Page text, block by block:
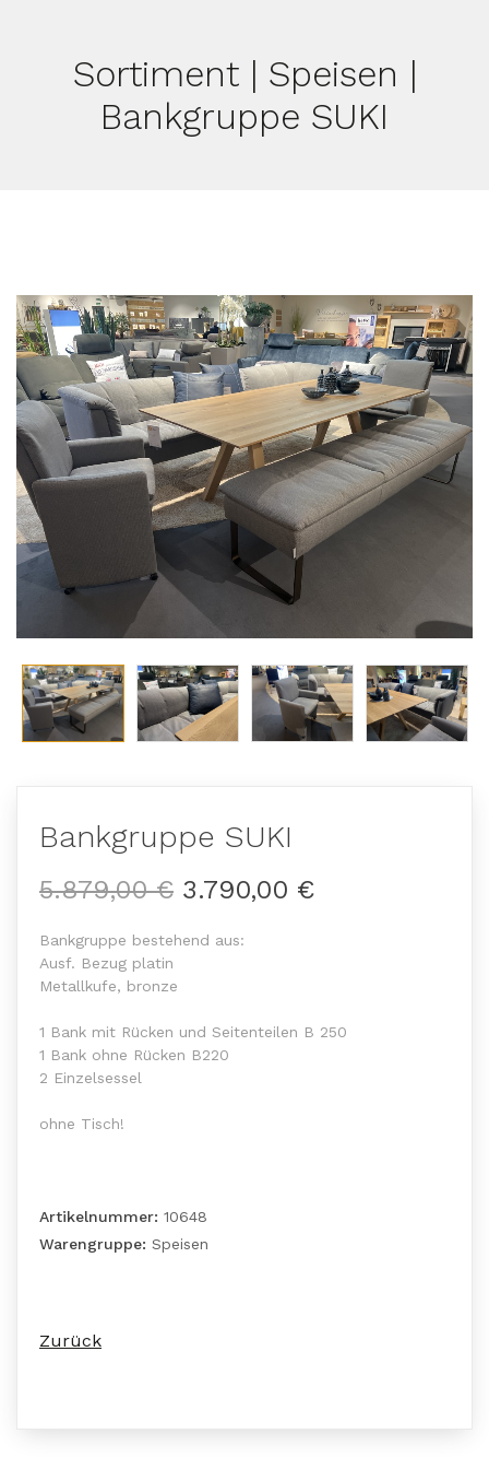
Sortiment | Speisen |
Bankgruppe SUKI
Bankgruppe SUKI
5.879,00 € 3.790,00 €
Bankgruppe bestehend aus:
Ausf. Bezug platin
Metallkufe, bronze
1 Bank mit Rücken und Seitenteilen B 250
1 Bank ohne Rücken B220
2 Einzelsessel
ohne Tisch!
Artikelnummer: 10648
Warengruppe: Speisen
Zurück